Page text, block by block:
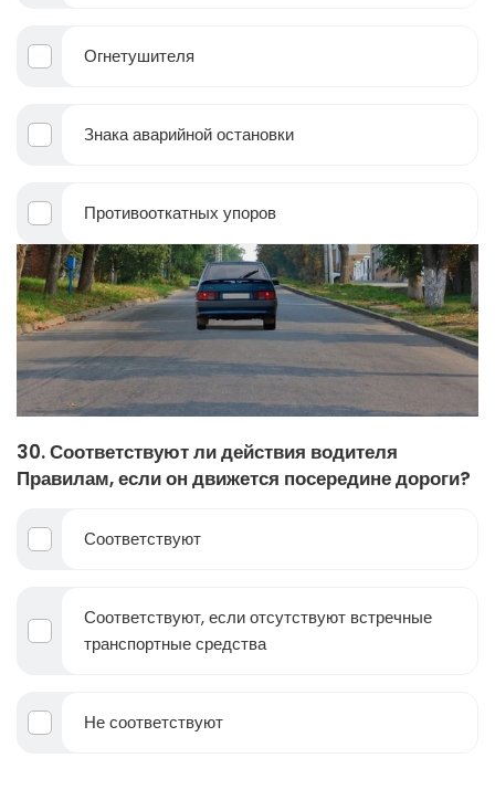
Огнетушителя
Знака аварийной остановки
Противооткатных упоров
30. Соответствуют ли действия водителя
Правилам, если он движется посередине дороги?
Соответствуют
Соответствуют, если отсутствуют встречные
транспортные средства
Не соответствуют